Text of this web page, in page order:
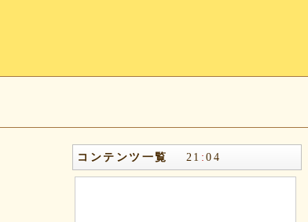
コンテンツ一覧 21 :04